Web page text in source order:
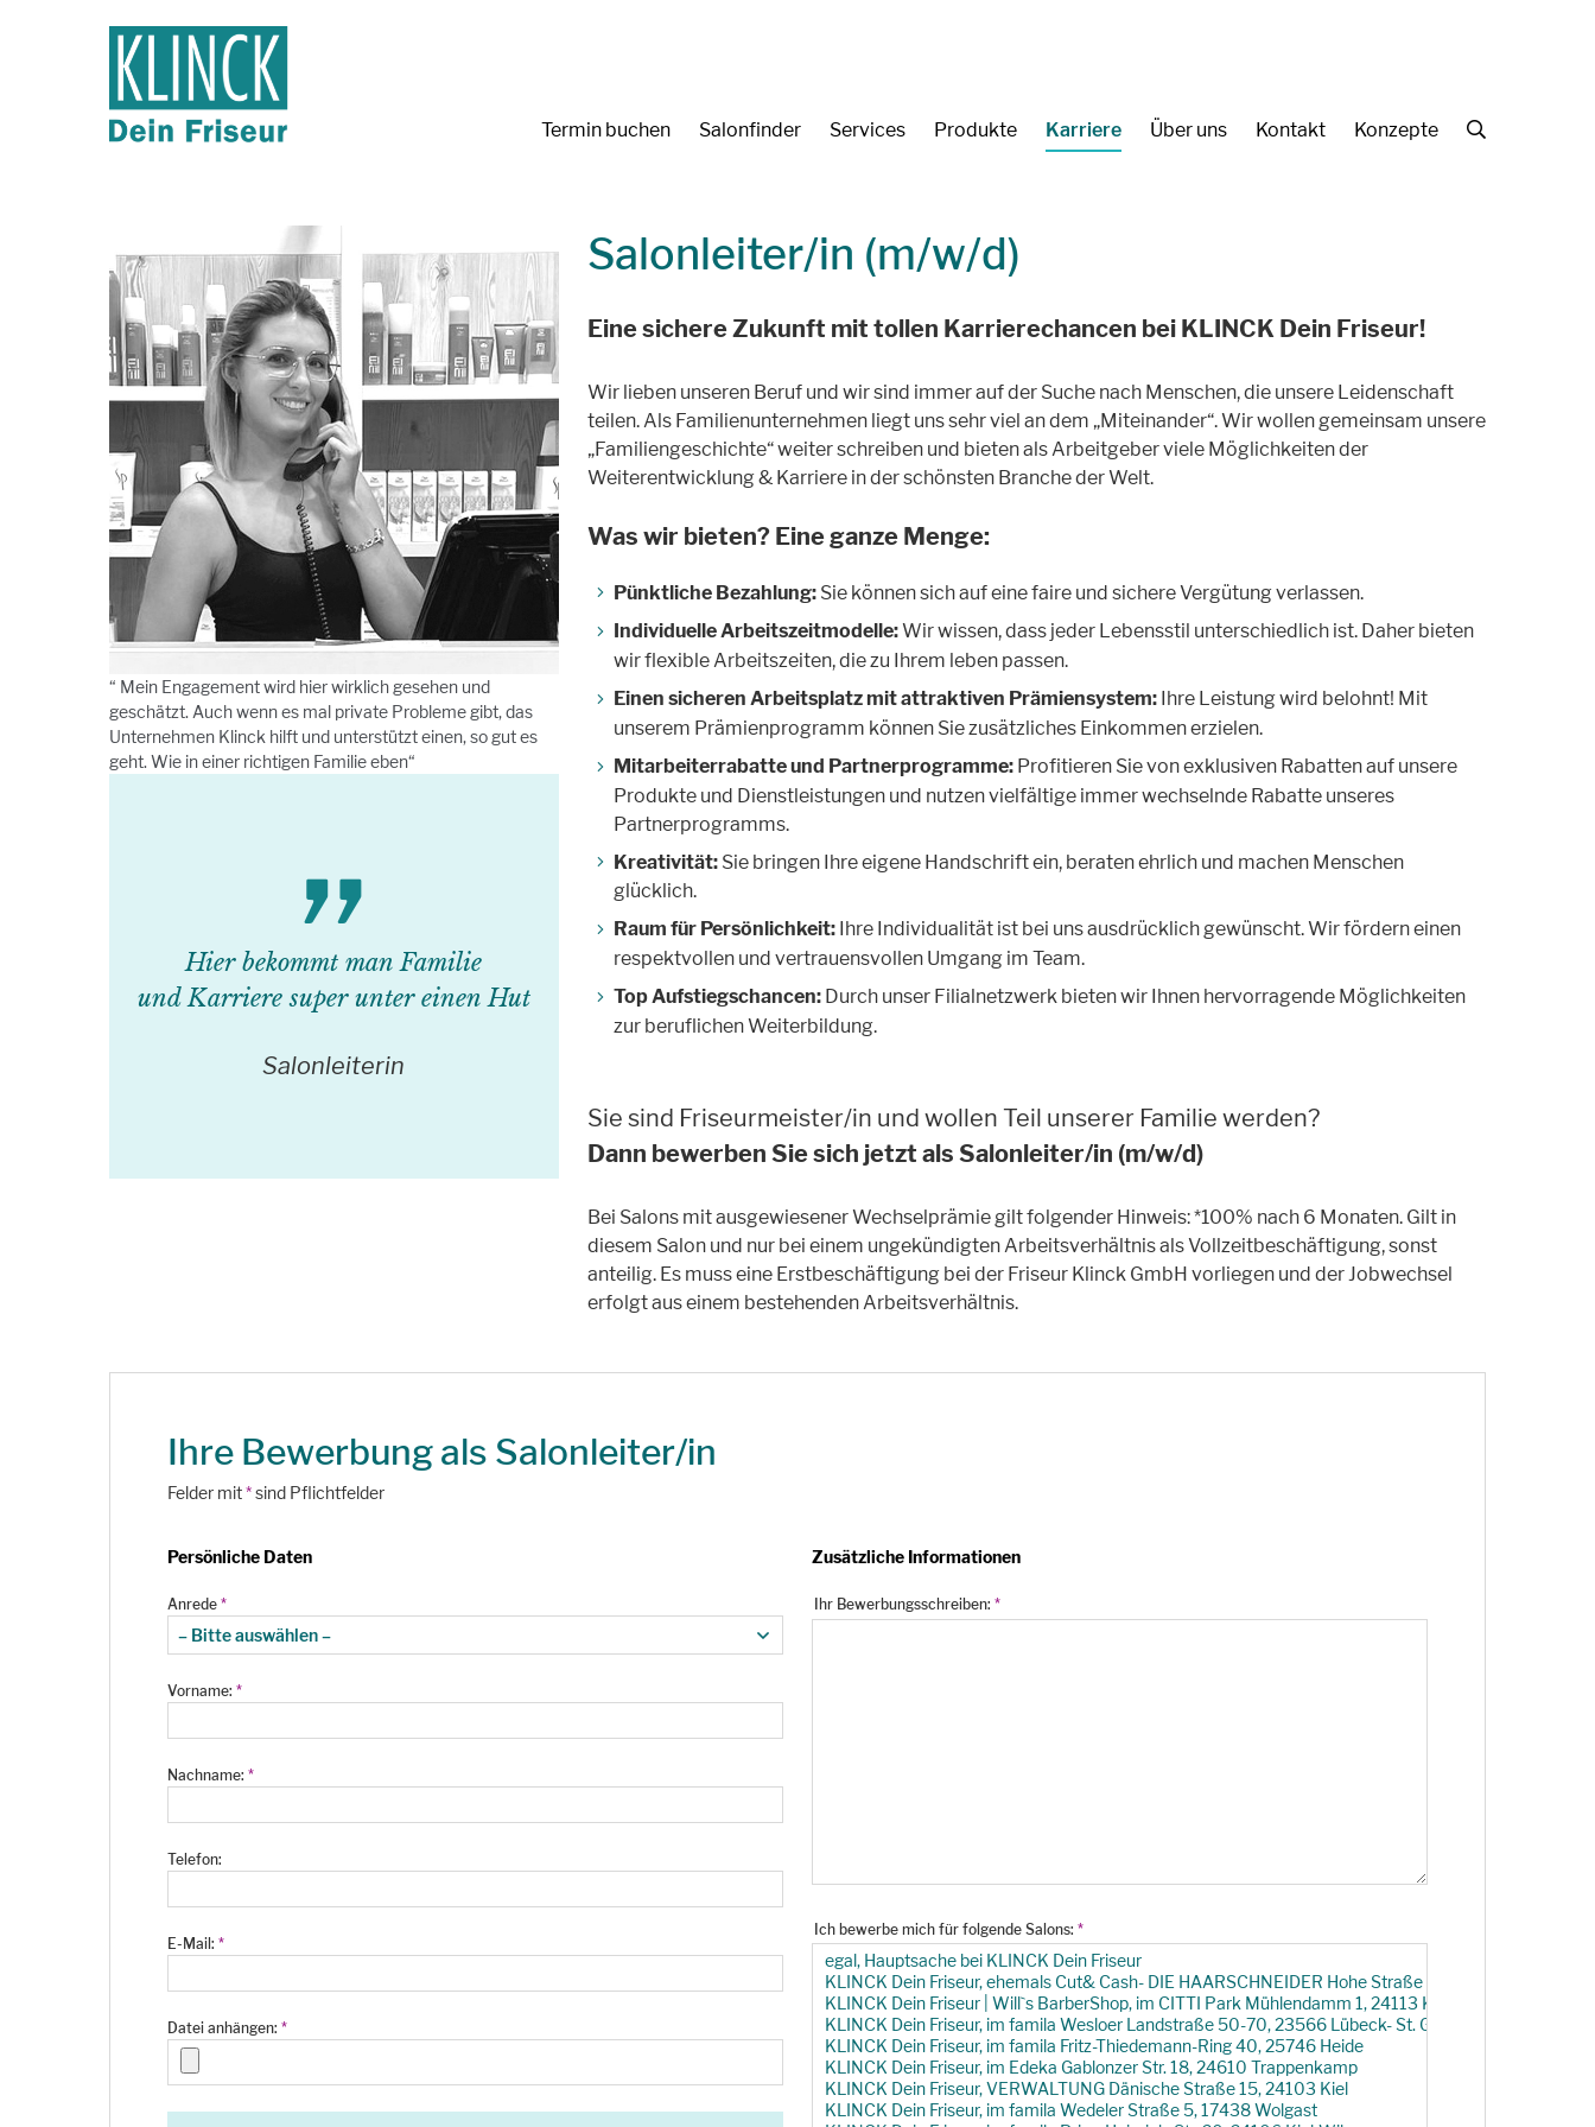
Termin buchen Salonfinder Services Produkte Karriere Über uns Kontakt Konzepte
“ Mein Engagement wird hier wirklich gesehen und
geschätzt. Auch wenn es mal private Probleme gibt, das
Unternehmen Klinck hilft und unterstützt einen, so gut es
geht. Wie in einer richtigen Familie eben“
Hier bekommt man Familie
und Karriere super unter einen Hut
Salonleiterin
Salonleiter/in (m/w/d)
Eine sichere Zukunft mit tollen Karrierechancen bei KLINCK Dein Friseur!
Wir lieben unseren Beruf und wir sind immer auf der Suche nach Menschen, die unsere Leidenschaft
teilen. Als Familienunternehmen liegt uns sehr viel an dem „Miteinander“. Wir wollen gemeinsam unsere
„Familiengeschichte“ weiter schreiben und bieten als Arbeitgeber viele Möglichkeiten der
Weiterentwicklung & Karriere in der schönsten Branche der Welt.
Was wir bieten? Eine ganze Menge:
Pünktliche Bezahlung:Sie können sich auf eine faire und sichere Vergütung verlassen.
Individuelle Arbeitszeitmodelle:Wir wissen, dass jeder Lebensstil unterschiedlich ist. Daher bieten
wir flexible Arbeitszeiten, die zu Ihrem leben passen.
Einen sicheren Arbeitsplatz mit attraktiven Prämiensystem:Ihre Leistung wird belohnt! Mit
unserem Prämienprogramm können Sie zusätzliches Einkommen erzielen.
Mitarbeiterrabatte und Partnerprogramme:Profitieren Sie von exklusiven Rabatten auf unsere
Produkte und Dienstleistungen und nutzen vielfältige immer wechselnde Rabatte unseres
Partnerprogramms.
Kreativität:Sie bringen Ihre eigene Handschrift ein, beraten ehrlich und machen Menschen
glücklich.
Raum für Persönlichkeit:Ihre Individualität ist bei uns ausdrücklich gewünscht. Wir fördern einen
respektvollen und vertrauensvollen Umgang im Team.
Top Aufstiegschancen:Durch unser Filialnetzwerk bieten wir Ihnen hervorragende Möglichkeiten
zur beruflichen Weiterbildung.
Sie sind Friseurmeister/in und wollen Teil unserer Familie werden?
Dann bewerben Sie sich jetzt als Salonleiter/in (m/w/d)
Bei Salons mit ausgewiesener Wechselprämie gilt folgender Hinweis: *100% nach 6 Monaten. Gilt in
diesem Salon und nur bei einem ungekündigten Arbeitsverhältnis als Vollzeitbeschäftigung, sonst
anteilig. Es muss eine Erstbeschäftigung bei der Friseur Klinck GmbH vorliegen und der Jobwechsel
erfolgt aus einem bestehenden Arbeitsverhältnis.
Ihre Bewerbung als Salonleiter/in
Felder mit*sind Pflichtfelder
Persönliche Daten
Anrede *
Vorname: *
Nachname: *
Telefon:
E-Mail: *
Datei anhängen: *
Zusätzliche Informationen
Ihr Bewerbungsschreiben:*
Ich bewerbe mich für folgende Salons:*